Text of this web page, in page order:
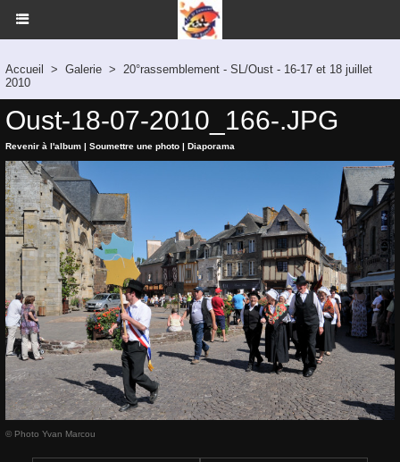
Accueil > Galerie > 20°rassemblement - SL/Oust - 16-17 et 18 juillet
2010
Oust-18-07-2010_166-.JPG
Revenir à l'album | Soumettre une photo | Diaporama
© Photo Yvan Marcou